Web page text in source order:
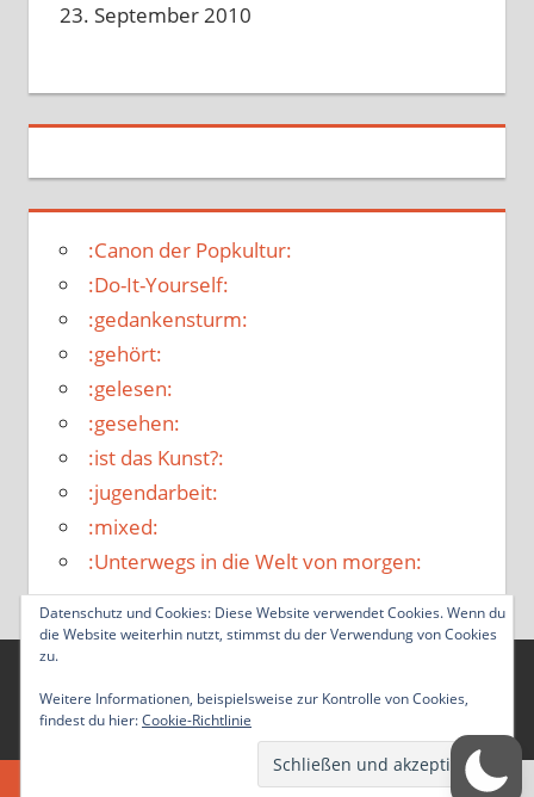
23. September 2010
:Canon der Popkultur:
:Do-It-Yourself:
:gedankensturm:
:gehört:
:gelesen:
:gesehen:
:ist das Kunst?:
:jugendarbeit:
:mixed:
:Unterwegs in die Welt von morgen:
WordPress-Theme: Tortuga von ThemeZee.
Datenschutz und Cookies: Diese Website verwendet Cookies. Wenn du
die Website weiterhin nutzt, stimmst du der Verwendung von Cookies
zu.
Weitere Informationen, beispielsweise zur Kontrolle von Cookies,
findest du hier:Cookie-Richtlinie